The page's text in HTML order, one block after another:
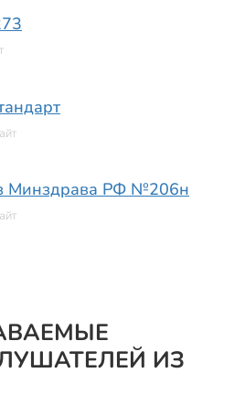
Минздрава РФ №206н
ИЗ